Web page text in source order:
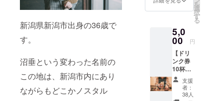
新潟県新潟市出身の36歳で
す。
沼垂という変わった名前の
この地は、新潟市内にあり
ながらもどこかノスタル
が、朝
が、夜
のなり
を表し
ていま
す。お
にぎり
で始ま
る朝、
お酒を
多数揃
えてお
りま
す。
ちょっ
とお
しゃべ
りに、
ゆっく
にて使
用可能
ンク券
がつい
ていま
す。沼
垂の魅
力的な
お店も
ご紹介
致しま
を
選
択
す
る
5,0
00 円
【ドリ
ンク券
10杯＋1
杯】 併
設のbar
にてご
支援
者：
38人